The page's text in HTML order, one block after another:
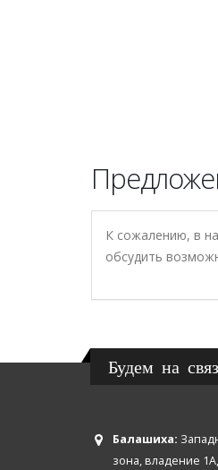
К сожалению, в
обсудить
Будем на
Балашиха:
зона, владение